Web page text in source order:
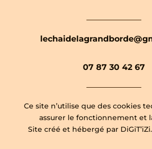
07 87 30 42 67
Ce site n’utilise que des cookies
assurer le fonctionnement et
Site créé et hébergé par